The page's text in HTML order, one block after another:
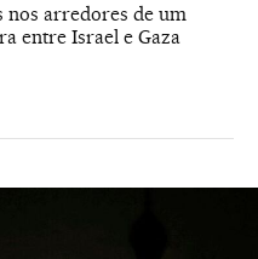
nos arredores de um
entre Israel e Gaza